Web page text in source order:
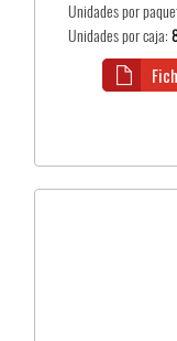
Unidades por
Unidades por caja: